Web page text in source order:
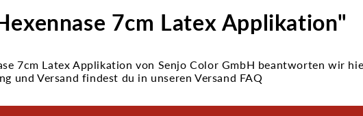
7cm Latex Applikation"
7cm Latex Applikation von Senjo Color GmbH beantworten wir
und Versand findest du in unseren Versand FAQ